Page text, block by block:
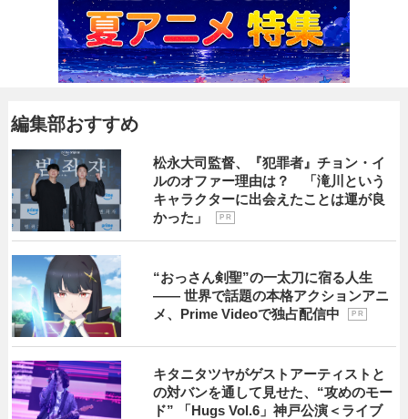
編集部おすすめ
松永大司監督、『犯罪者』チョン・イ
ルのオファー理由は？ 「滝川という
キャラクターに出会えたことは運が良
かった」
P R
“おっさん剣聖”の一太刀に宿る人生
―― 世界で話題の本格アクションアニ
メ、Prime Videoで独占配信中
P R
キタニタツヤがゲストアーティストと
の対バンを通して見せた、“攻めのモー
ド” 「Hugs Vol.6」神戸公演＜ライブ